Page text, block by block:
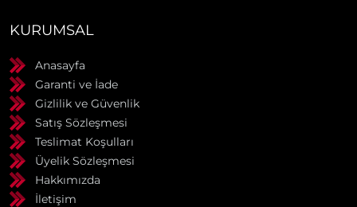
KURUMSAL
Anasayfa
Garanti ve İade
Gizlilik ve Güvenlik
Satış Sözleşmesi
Teslimat Koşulları
Üyelik Sözleşmesi
Hakkımızda
İletişim